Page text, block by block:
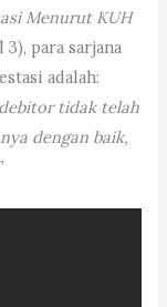
Menurut KUH
3), para sarjana
adalah:
tidak telah
dengan baik,